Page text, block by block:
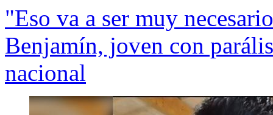
"Eso va a ser muy
Benjamín, joven con
nacional